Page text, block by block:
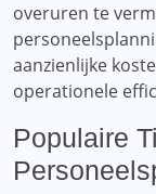
overuren te
aanzienlijke
operationele
Populaire